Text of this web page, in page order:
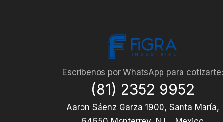
Escríbenos por WhatsApp para cotizarte:
(81) 2352 9952
Aaron Sáenz Garza 1900, Santa María,